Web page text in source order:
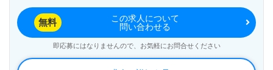
科、リュウマチ科、放射線診断科を専門とした病院を
展開されています。
無料
この求人について
問い合わせる
即応募にはなりませんので、お気軽にお問合せください